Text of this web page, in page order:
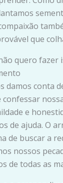
que
quero fazer
damos conta
e
de ajuda. O
de buscar a
nossos
de todas as